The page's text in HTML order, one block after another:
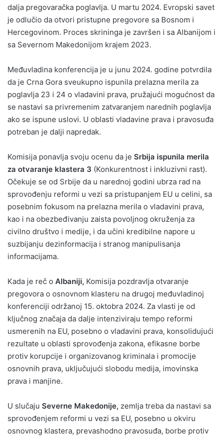
dalja pregovaračka poglavlja. U martu 2024. Evropski savet
je odlučio da otvori pristupne pregovore sa Bosnom i
Hercegovinom. Proces skrininga je završen i sa Albanijom i
sa Severnom Makedonijom krajem 2023.
Međuvladina konferencija je u junu 2024. godine potvrdila
da je Crna Gora sveukupno ispunila prelazna merila za
poglavlja 23 i 24 o vladavini prava, pružajući mogućnost da
se nastavi sa privremenim zatvaranjem narednih poglavlja
ako se ispune uslovi. U oblasti vladavine prava i pravosuđa
potreban je dalji napredak.
Komisija ponavlja svoju ocenu da je Srbija ispunila merila
za otvaranje klastera 3 (Konkurentnost i inkluzivni rast).
Očekuje se od Srbije da u narednoj godini ubrza rad na
sprovođenju reformi u vezi sa pristupanjem EU u celini, sa
posebnim fokusom na prelazna merila o vladavini prava,
kao i na obezbeđivanju zaista povoljnog okruženja za
civilno društvo i medije, i da učini kredibilne napore u
suzbijanju dezinformacija i stranog manipulisanja
informacijama.
Kada je reč o Albaniji, Komisija pozdravlja otvaranje
pregovora o osnovnom klasteru na drugoj međuvladinoj
konferenciji održanoj 15. oktobra 2024. Za vlasti je od
ključnog značaja da dalje intenziviraju tempo reformi
usmerenih na EU, posebno o vladavini prava, konsolidujući
rezultate u oblasti sprovođenja zakona, efikasne borbe
protiv korupcije i organizovanog kriminala i promocije
osnovnih prava, uključujući slobodu medija, imovinska
prava i manjine.
U slučaju Severne Makedonije, zemlja treba da nastavi sa
sprovođenjem reformi u vezi sa EU, posebno u okviru
osnovnog klastera, prevashodno pravosuđa, borbe protiv